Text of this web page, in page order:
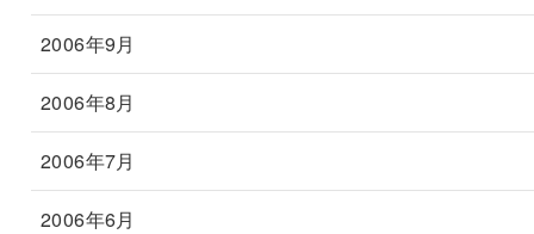
2006年9月
2006年8月
2006年7月
2006年6月